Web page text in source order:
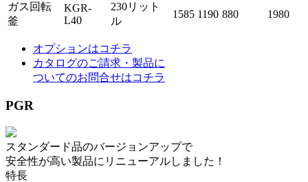
ガス回転
釜
KGR-
L40
230リット
ル
1585 1190 880 1980
オプションはコチラ
カタログのご請求・製品に
ついてのお問合せはコチラ
PGR
スタンダード品のバージョンアップで
安全性が高い製品にリニューアルしました！
特長